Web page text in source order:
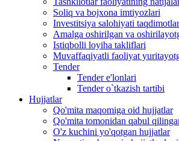
Soliq va bojxona imtiyozlari
Investitsiya salohiyati
Аmalga oshirilgan va
Istiqbolli loyiha takliflari
Muvaffaqiyatli faoliyat
Tender
Tender e'lonlari
Tender o`tkazish tartibi
Hujjatlar
Qo'mita maqomiga oid hujjatlar
Qo'mita tomonidan qabul
O'z kuchini yo'qotgan hujjatlar